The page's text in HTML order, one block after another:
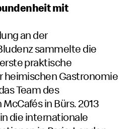
mit
an der
sammelte die
praktische
heimischen Gastronomie
Team des
in Bürs. 2013
die internationale